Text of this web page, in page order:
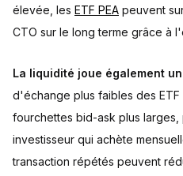
élevée, les ETF PEA peuvent
CTO sur le long terme grâce à
La liquidité joue également
d'échange plus faibles des ETF
fourchettes bid-ask plus
investisseur qui achète
transaction répétés peuvent